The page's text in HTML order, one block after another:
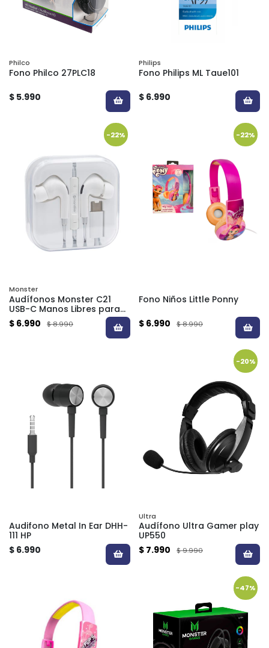
Philco
Fono Philco 27PLC18
$ 5.990
Philips
Fono Philips ML Taue101
$ 6.990
-22%
Monster
Audífonos Monster C21
USB-C Manos Libres para
Smartphone y Tablet
$ 6.990 $ 8.990
-22%
Fono Niños Little Ponny
$ 6.990
$ 8.990
Audifono Metal In Ear DHH-
111 HP
$ 6.990
-20%
Ultra
Audífono Ultra Gamer play
UP550
$ 7.990
$ 9.990
-47%